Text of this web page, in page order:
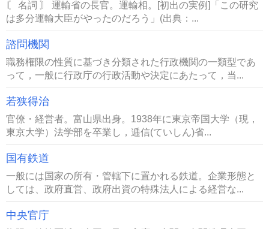
〘 名詞 〙 運輸省の長官。運輸相。[初出の実例]「この研究
は多分運輸大臣がやったのだろう」(出典：...
諮問機関
職務権限の性質に基づき分類された行政機関の一類型であ
って，一般に行政庁の行政活動や決定にあたって，当...
若狭得治
官僚・経営者。富山県出身。1938年に東京帝国大学（現，
東京大学）法学部を卒業し，逓信(ていしん)省...
国有鉄道
一般には国家の所有・管轄下に置かれる鉄道。企業形態と
しては、政府直営、政府出資の特殊法人による経営な...
中央官庁